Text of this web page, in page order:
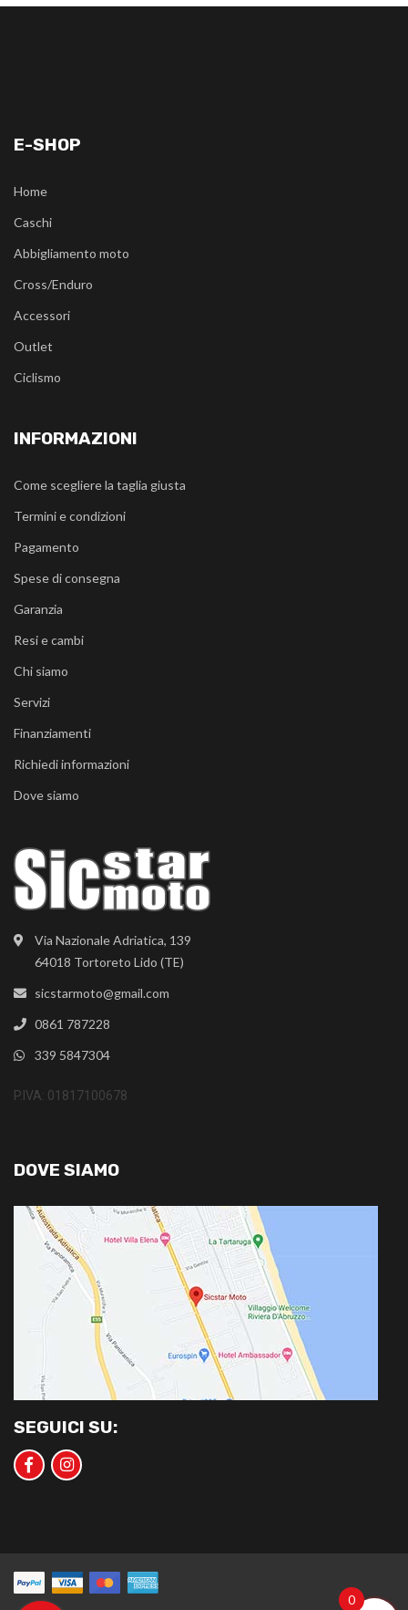
Via Nazionale Adriatica, 139
64018 Tortoreto Lido (TE)
sicstarmoto@gmail.com
0861 787228
339 5847304
P.IVA: 01817100678
E-SHOP
Home
Caschi
Abbigliamento moto
Cross/Enduro
Accessori
Outlet
Ciclismo
INFORMAZIONI
Come scegliere la taglia giusta
Termini e condizioni
Pagamento
Spese di consegna
Garanzia
Resi e cambi
Chi siamo
Servizi
Finanziamenti
Richiedi informazioni
Dove siamo
DOVE SIAMO
SEGUICI SU:
0